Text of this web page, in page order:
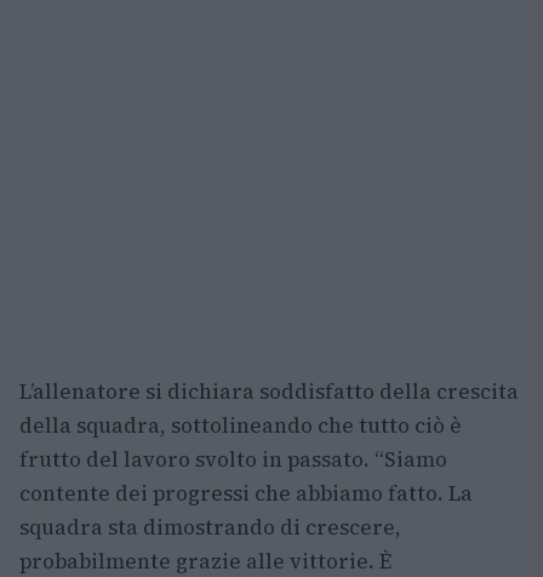
L’allenatore si dichiara soddisfatto della crescita
della squadra, sottolineando che tutto ciò è
frutto del lavoro svolto in passato. “Siamo
contente dei progressi che abbiamo fatto. La
squadra sta dimostrando di crescere,
probabilmente grazie alle vittorie. È